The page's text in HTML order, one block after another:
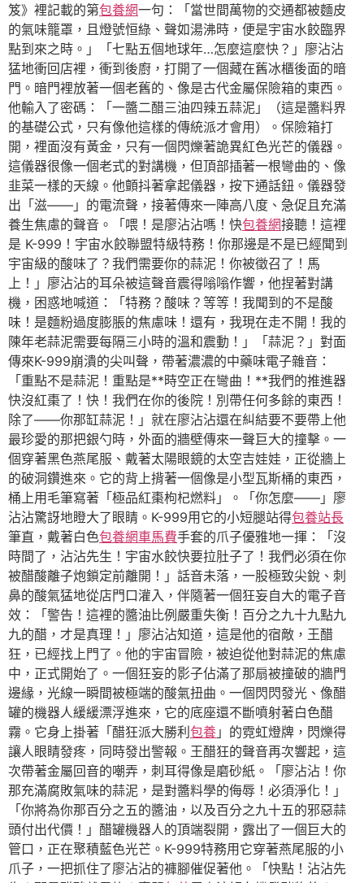
笈》裡記載的第包養網一句：「當世間萬物的交通都被麵皮
的氣味籠罩，且燈號恒綠、聲如湯沸時，便是宇宙水餃臨界
點到來之時。」「七點五個地球年…怎麼這麼快？」廖沾沾
猛地衝回店裡，衝到後廚，打開了一個藏在舊冰櫃後面的暗
門。暗門裡放著一個老舊的、像是古代金屬保險箱的東西。
他輸入了密碼：「一醬二醋三油四辣五蒜泥」（這是醬料界
的基礎公式，只有像他這樣的傳統派才會用）。保險箱打
開，裡面沒有黃金，只有一個閃爍著詭異紅色光芒的儀器。
這儀器很像一個老式的對講機，但頂部插著一根彎曲的、像
韭菜一樣的天線。他顫抖著拿起儀器，按下通話鈕。儀器發
出「滋——」的電流聲，接著傳來一陣高八度、急促且充滿
養生焦慮的聲音。「喂！是廖沾沾嗎！快包養網接聽！這裡
是 K-999！宇宙水餃聯盟特級特務！你那邊是不是已經聞到
宇宙級的酸味了？我們需要你的蒜泥！你被徵召了！馬
上！」廖沾沾的耳朵被這聲音震得嗡嗡作響，他捏著對講
機，困惑地喊道：「特務？酸味？等等！我聞到的不是酸
味！是麵粉過度膨脹的焦慮味！還有，我現在走不開！我的
陳年老蒜泥需要每隔三小時的溫和震動！」「蒜泥？」對面
傳來K-999崩潰的尖叫聲，帶著濃濃的中藥味電子雜音：
「重點不是蒜泥！重點是**時空正在彎曲！**我們的推進器
快沒紅棗了！快！我們在你的後院！別帶任何多餘的東西！
除了——你那缸蒜泥！」就在廖沾沾還在糾結要不要帶上他
最珍愛的那把銀勺時，外面的牆壁傳來一聲巨大的撞擊。一
個穿著黑色燕尾服、戴著太陽眼鏡的太空吉娃娃，正從牆上
的破洞鑽進來。它的背上揹著一個像是小型瓦斯桶的東西，
桶上用毛筆寫著「極品紅棗枸杞燃料」。「你怎麼——」廖
沾沾驚訝地瞪大了眼睛。K-999用它的小短腿站得包養站長
筆直，戴著白色包養網車馬費手套的爪子優雅地一揮：「沒
時間了，沾沾先生！宇宙水餃快要拉肚子了！我們必須在你
被醋酸離子炮鎖定前離開！」話音未落，一股極致尖銳、刺
鼻的酸氣猛地從店門口灌入，伴隨著一個狂妄自大的電子音
效：「警告！這裡的醬油比例嚴重失衡！百分之九十九點九
九的醋，才是真理！」廖沾沾知道，這是他的宿敵，王醋
狂，已經找上門了。他的宇宙冒險，被迫從他對蒜泥的焦慮
中，正式開始了。一個狂妄的影子佔滿了那扇被撞破的牆門
邊緣，光線一瞬間被極端的酸氣扭曲。一個閃閃發光、像醋
罐的機器人緩緩漂浮進來，它的底座還不斷噴射著白色醋
霧。它身上掛著「醋狂派大勝利包養 」的霓虹燈牌，閃爍得
讓人眼睛發疼，同時發出警報。王醋狂的聲音再次響起，這
次帶著金屬回音的嘲弄，刺耳得像是磨砂紙。「廖沾沾！你
那充滿腐敗氣味的蒜泥，是對醬料學的侮辱！必須淨化！」
「你將為你那百分之五的醬油，以及百分之九十五的邪惡蒜
頭付出代價！」醋罐機器人的頂端裂開，露出了一個巨大的
管口，正在聚積藍色光芒。K-999特務用它穿著燕尾服的小
爪子，一把抓住了廖沾沾的褲腳催促著他。「快點！沾沾先